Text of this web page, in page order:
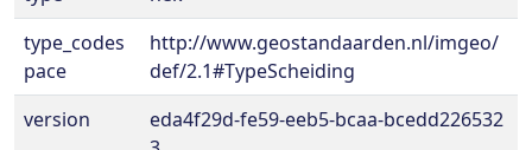
type_codes
pace
http://www.geostandaarden.nl/imgeo/
def/2.1#TypeScheiding
version
eda4f29d-fe59-eeb5-bcaa-bcedd226532